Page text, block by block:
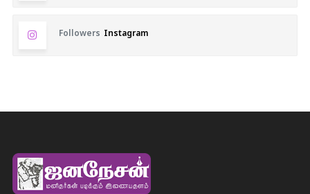
Followers Instagram